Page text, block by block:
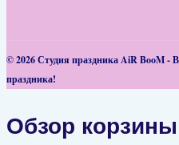
© 2026 Студия праздника AiR BooM -
праздника!
Обзор корзины